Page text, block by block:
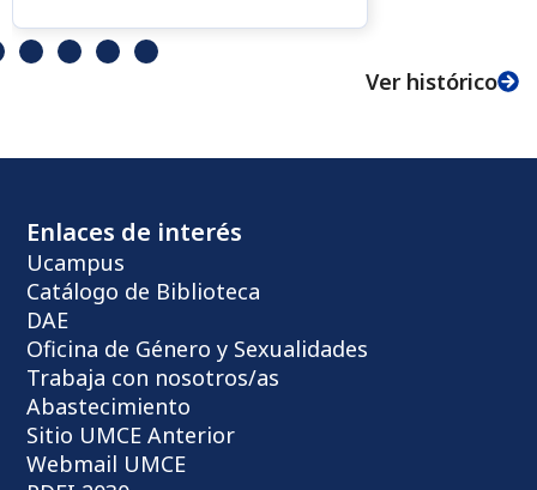
Ver histórico
Enlaces de interés
Ucampus
Catálogo de Biblioteca
DAE
Oficina de Género y Sexualidades
Trabaja con nosotros/as
Abastecimiento
Sitio UMCE Anterior
Webmail UMCE